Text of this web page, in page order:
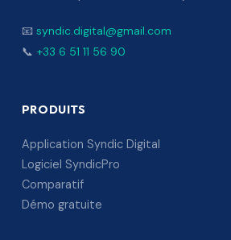
📧 syndic.digital@gmail.com
📞 +33 6 51 11 56 90
PRODUITS
Application Syndic Digital
Logiciel SyndicPro
Comparatif
Démo gratuite